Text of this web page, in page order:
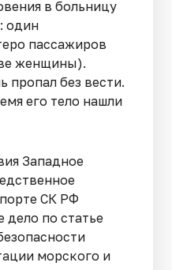
в больницу
один
пассажиров
женщины).
пропал без вести.
его тело нашли
Западное
СК РФ
дело по статье
морского и